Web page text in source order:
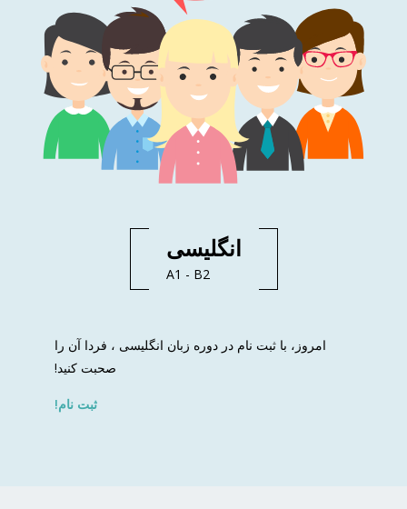
انگلیسی
A1 - B2
امروز، با ثبت نام در دوره زبان انگلیسی ، فردا آن را
صحبت کنید!
ثبت نام!